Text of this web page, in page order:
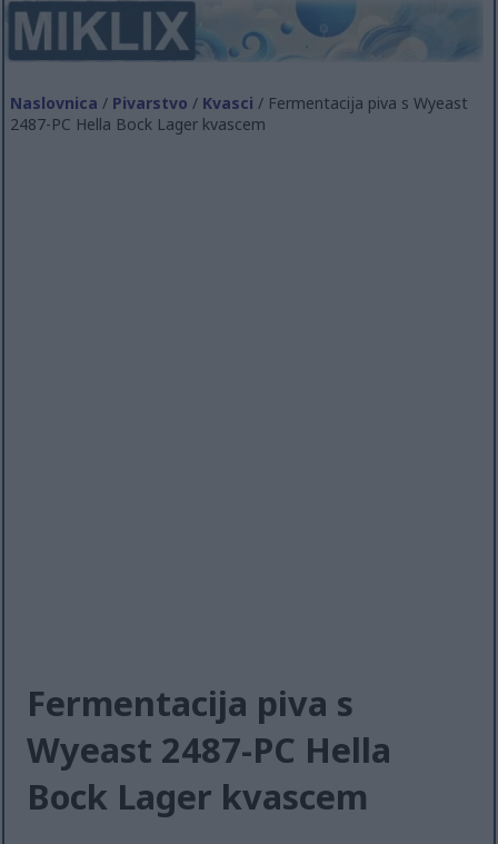
Naslovnica / Pivarstvo / Kvasci / Fermentacija piva s Wyeast
2487-PC Hella Bock Lager kvascem
Fermentacija piva s
Wyeast 2487-PC Hella
Bock Lager kvascem